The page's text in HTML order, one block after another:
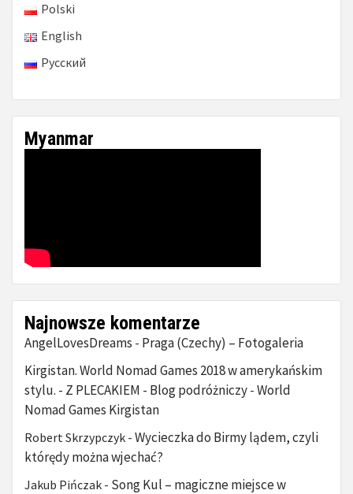
Polski
English
Русский
Myanmar
Najnowsze komentarze
AngelLovesDreams - Praga (Czechy) – Fotogaleria
Kirgistan. World Nomad Games 2018 w amerykańskim
stylu. - Z PLECAKIEM - Blog podróżniczy - World
Nomad Games Kirgistan
Robert Skrzypczyk - Wycieczka do Birmy lądem, czyli
którędy można wjechać?
Jakub Pińczak - Song Kul – magiczne miejsce w